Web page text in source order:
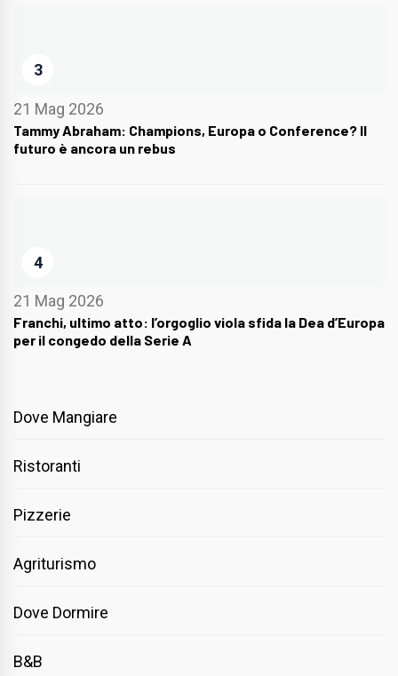
3
21 Mag 2026
Tammy Abraham: Champions, Europa o Conference? Il
futuro è ancora un rebus
4
21 Mag 2026
Franchi, ultimo atto: l’orgoglio viola sfida la Dea d’Europa
per il congedo della Serie A
Dove Mangiare
Ristoranti
Pizzerie
Agriturismo
Dove Dormire
B&B